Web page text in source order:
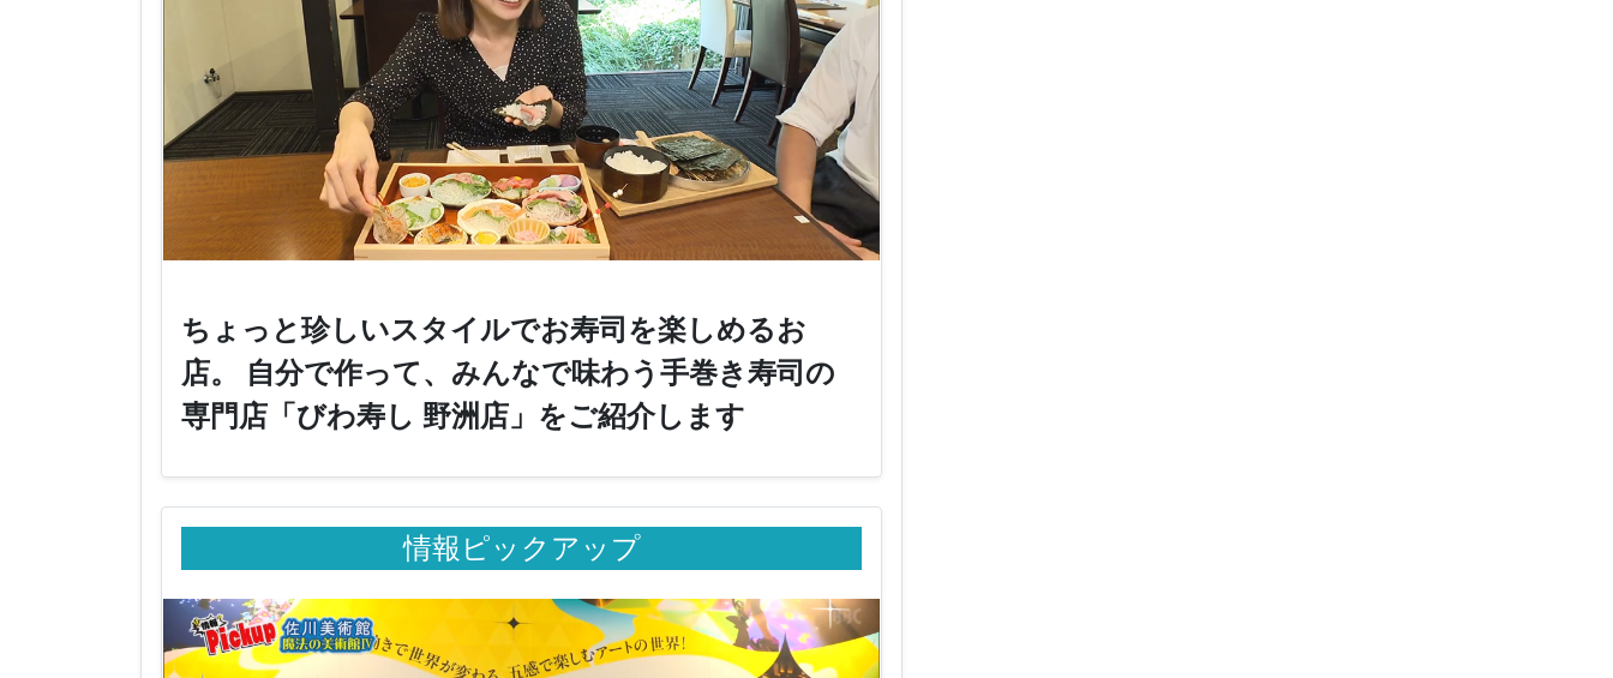
ちょっと珍しいスタイルでお寿司を楽しめるお
店。 自分で作って、みんなで味わう手巻き寿司の
専門店「びわ寿し 野洲店」をご紹介します
情報ピックアップ